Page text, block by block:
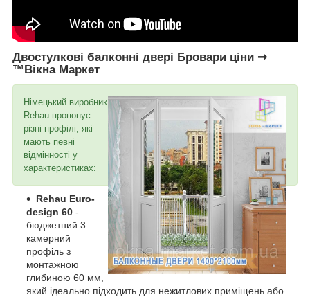
Двостулкові балконні двері Бровари ціни ➞
™Вікна Маркет
Німецький виробник
Rehau пропонує
різні профілі, які
мають певні
відмінності у
характеристиках:
Rehau Euro-
design 60 -
бюджетний 3
камерний
профіль з
монтажною
глибиною 60 мм,
який ідеально підходить для нежитлових приміщень або